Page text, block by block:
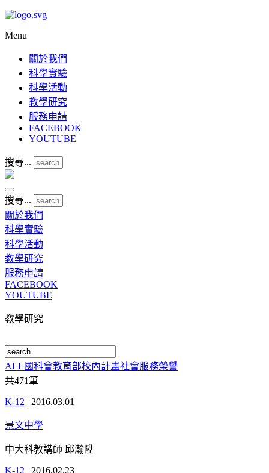
Menu
關於我們
科學實驗
科學活動
教學研究
服務申請
FACEBOOK
YOUTUBE
搜尋...
搜尋...
關於我們
科學實驗
科學活動
教學研究
服務申請
FACEBOOK
YOUTUBE
教學研究
ALL 國科會教育部校內計畫社會服務榮譽
共471筆
K-12 | 2016.03.01
景文中學
中大科教講師 邱瀚陞
K-12 | 2016.02.23